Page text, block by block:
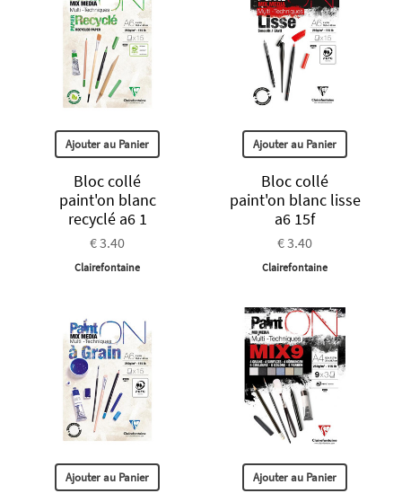
Ajouter au Panier
Bloc collé
paint'on blanc
recyclé a6 1
€ 3.40
Clairefontaine
Ajouter au Panier
Bloc collé
paint'on blanc lisse
a6 15f
€ 3.40
Clairefontaine
Ajouter au Panier Ajouter au Panier